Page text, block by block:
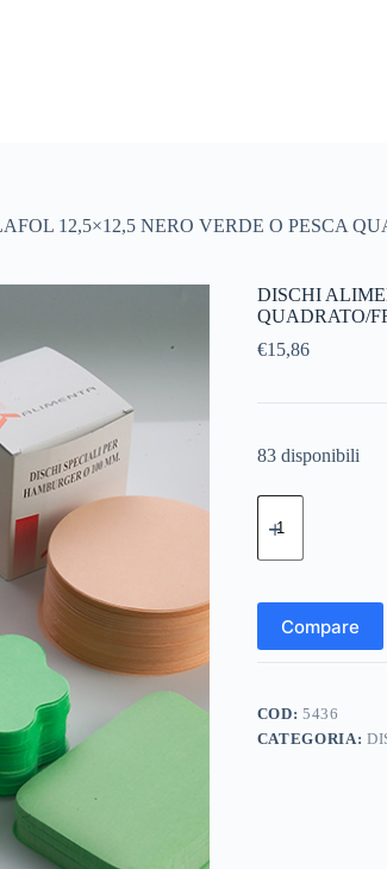
12,5×12,5 NERO VERDE O PESCA
DISCHI
QUADRATO/
€15,86
83 disponibili
DISCHI
ALIMENTA
12,5x12,5
VERDE
PESCA
QUADRATO/
Compare
COD:5436
CATEGORIA: